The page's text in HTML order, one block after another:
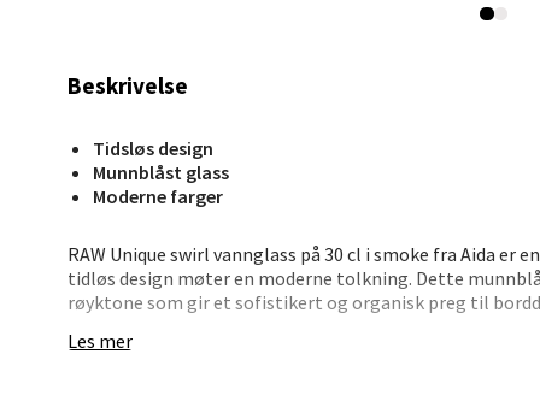
Beskrivelse
Tidsløs design
Munnblåst glass
Moderne farger
RAW Unique swirl vannglass på 30 cl i smoke fra Aida er
tidløs design møter en moderne tolkning. Dette
røyktone som gir et sofistikert og organisk preg til
Les mer
Madla